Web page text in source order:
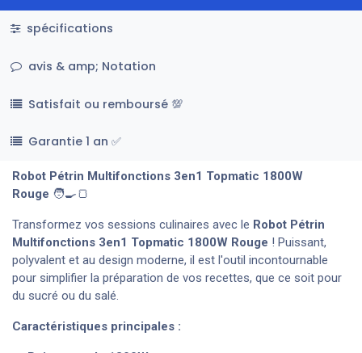
spécifications
avis & amp; Notation
Satisfait ou remboursé 💯
Garantie 1 an ✅
Robot Pétrin Multifonctions 3en1 Topmatic 1800W
Rouge 🧑‍🍳🍞
Transformez vos sessions culinaires avec le Robot Pétrin
Multifonctions 3en1 Topmatic 1800W Rouge ! Puissant,
polyvalent et au design moderne, il est l'outil incontournable
pour simplifier la préparation de vos recettes, que ce soit pour
du sucré ou du salé.
Caractéristiques principales :